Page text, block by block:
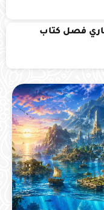
فصل كتاب